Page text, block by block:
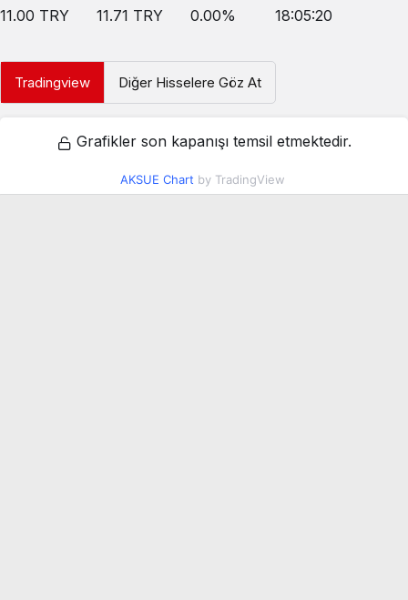
11.00 TRY
11.71 TRY
0.00%
18:05:20
Tradingview Diğer Hisselere Göz At
Grafikler son kapanışı temsil etmektedir.
AKSUE Chart by TradingView